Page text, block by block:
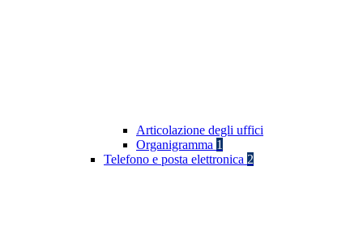
Articolazione degli uffici
Organigramma 1
Telefono e posta elettronica 2